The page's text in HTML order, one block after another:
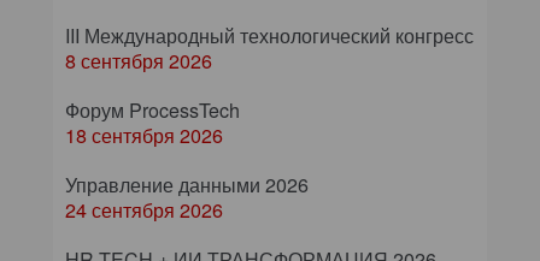
III Международный технологический конгресс
8 сентября 2026
Форум ProcessTech
18 сентября 2026
Управление данными 2026
24 сентября 2026